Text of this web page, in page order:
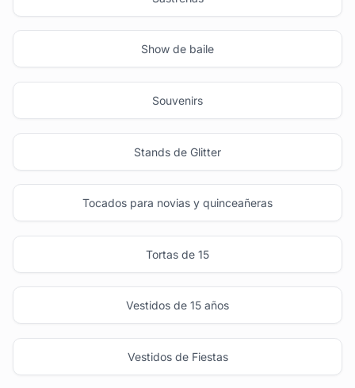
Show de baile
Souvenirs
Stands de Glitter
Tocados para novias y quinceañeras
Tortas de 15
Vestidos de 15 años
Vestidos de Fiestas